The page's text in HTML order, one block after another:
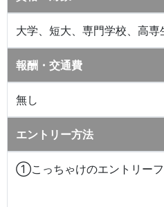
大学、短大、専門学校、高
報酬・交通費
無し
エントリー方法
①こっちゃけのエントリー